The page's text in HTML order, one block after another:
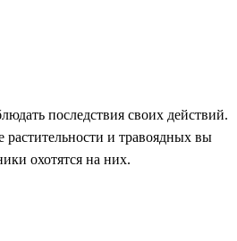
последствия своих действий.
и травоядных вы
охотятся на них.